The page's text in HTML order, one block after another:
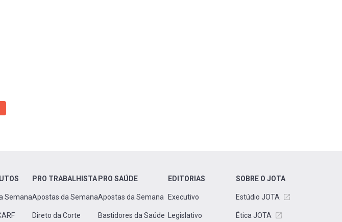
Semana
PRO TRABALHISTA
Apostas da Semana
Direto da Corte
PRO SAÚDE
Apostas da Semana
Bastidores da Saúde
EDITORIAS
Executivo
Legislativo
SOBRE O JOTA
Estúdio JOTA
Ética JOTA